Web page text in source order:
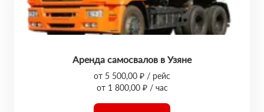
Аренда самосвалов в Узяне
от 5 500,00 ₽ / рейс
от 1 800,00 ₽ / час